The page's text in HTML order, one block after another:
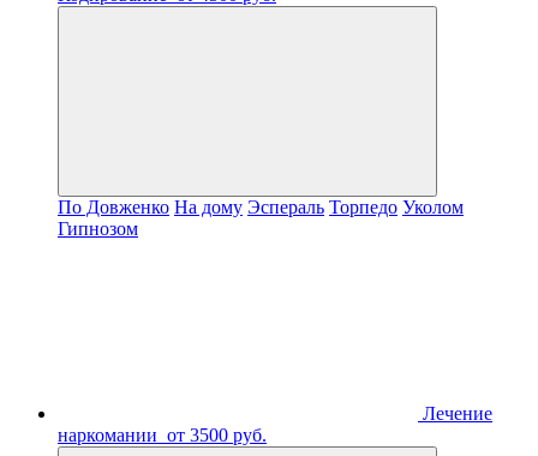
По Довженко На дому Эспераль Торпедо Уколом
Гипнозом
Лечение
наркомании от 3500 руб.